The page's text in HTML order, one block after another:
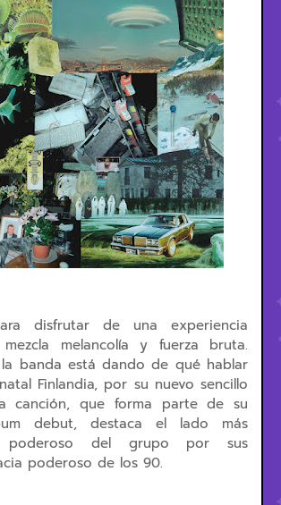
disfrutar de una experiencia
melancolía y fuerza bruta.
banda está dando de qué hablar
Finlandia, por su nuevo sencillo
canción, que forma parte de su
debut, destaca el lado más
del grupo por sus
poderoso de los 90.